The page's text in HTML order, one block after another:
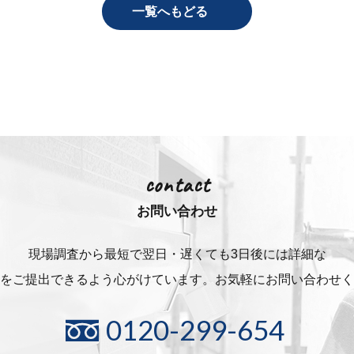
一覧へもどる
contact
お問い合わせ
現場調査から最短で翌日・遅くても3日後には詳細な
ご提出できるよう心がけています。お気軽にお問い合わせ
0120-299-654